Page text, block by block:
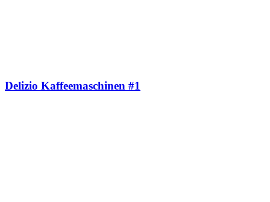
Delizio Kaffeemaschinen #1